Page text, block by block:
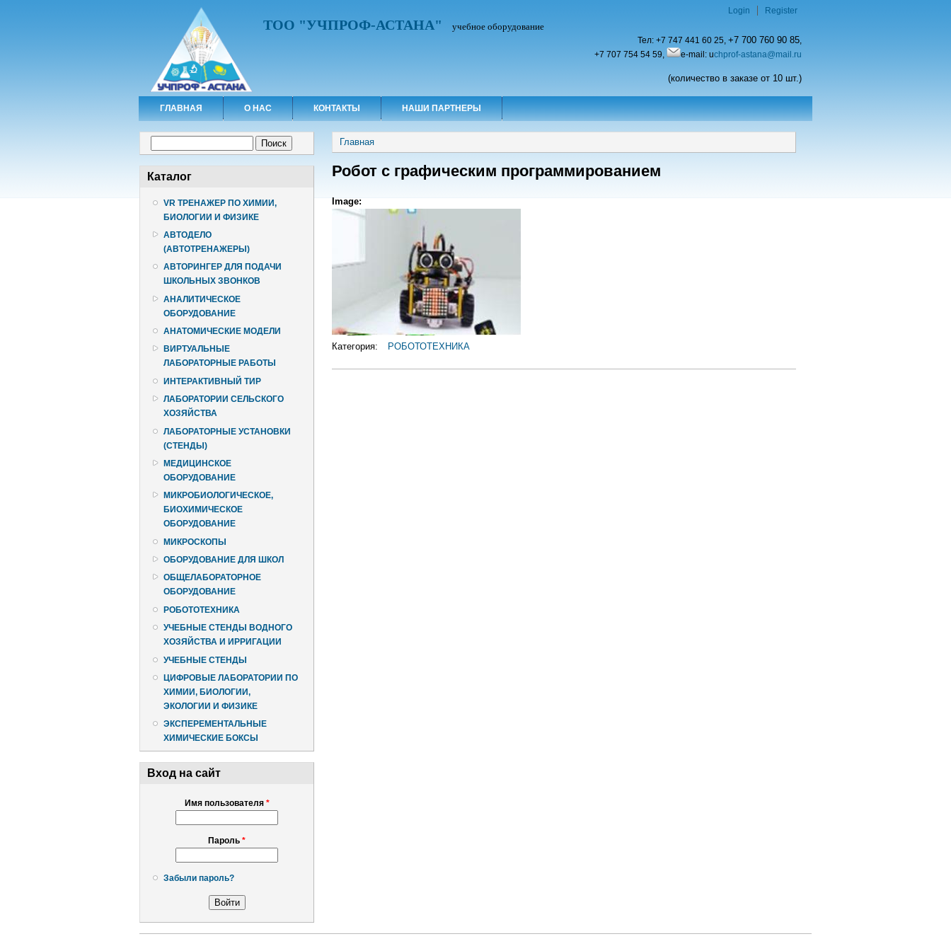
ТОО "УЧПРОФ-АСТАНА" учебное оборудование
Тел: +7 747 441 60 25, +7 700 760 90 85,
+7 707 754 54 59,
e-mail: uchprof-astana@mail.ru
(количество в заказе от 10 шт.)
Login Register
ГЛАВНАЯ О НАС КОНТАКТЫ НАШИ ПАРТНЕРЫ
Каталог
VR ТРЕНАЖЕР ПО ХИМИИ,
БИОЛОГИИ И ФИЗИКЕ
АВТОДЕЛО
(АВТОТРЕНАЖЕРЫ)
АВТОРИНГЕР ДЛЯ ПОДАЧИ
ШКОЛЬНЫХ ЗВОНКОВ
АНАЛИТИЧЕСКОЕ
ОБОРУДОВАНИЕ
АНАТОМИЧЕСКИЕ МОДЕЛИ
ВИРТУАЛЬНЫЕ
ЛАБОРАТОРНЫЕ РАБОТЫ
ИНТЕРАКТИВНЫЙ ТИР
ЛАБОРАТОРИИ СЕЛЬСКОГО
ХОЗЯЙСТВА
ЛАБОРАТОРНЫЕ УСТАНОВКИ
(СТЕНДЫ)
МЕДИЦИНСКОЕ
ОБОРУДОВАНИЕ
МИКРОБИОЛОГИЧЕСКОЕ,
БИОХИМИЧЕСКОЕ
ОБОРУДОВАНИЕ
МИКРОСКОПЫ
ОБОРУДОВАНИЕ ДЛЯ ШКОЛ
ОБЩЕЛАБОРАТОРНОЕ
ОБОРУДОВАНИЕ
РОБОТОТЕХНИКА
УЧЕБНЫЕ СТЕНДЫ ВОДНОГО
ХОЗЯЙСТВА И ИРРИГАЦИИ
УЧЕБНЫЕ СТЕНДЫ
ЦИФРОВЫЕ ЛАБОРАТОРИИ ПО
ХИМИИ, БИОЛОГИИ,
ЭКОЛОГИИ И ФИЗИКЕ
ЭКСПЕРЕМЕНТАЛЬНЫЕ
ХИМИЧЕСКИЕ БОКСЫ
Вход на сайт
Имя пользователя *
Пароль *
Забыли пароль?
Вы здесь
Главная
Робот с графическим программированием
Image:
Категория: РОБОТОТЕХНИКА